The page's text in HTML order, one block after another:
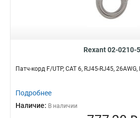
Rexant 02-0210-5
Патч-корд F/UTP, CAT 6, RJ45-RJ45,
Подробнее
Наличие: В наличии